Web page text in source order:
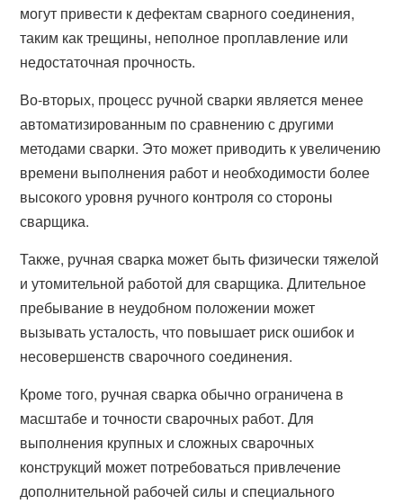
могут привести к дефектам сварного соединения,
таким как трещины, неполное проплавление или
недостаточная прочность.
Во-вторых, процесс ручной сварки является менее
автоматизированным по сравнению с другими
методами сварки. Это может приводить к увеличению
времени выполнения работ и необходимости более
высокого уровня ручного контроля со стороны
сварщика.
Также, ручная сварка может быть физически тяжелой
и утомительной работой для сварщика. Длительное
пребывание в неудобном положении может
вызывать усталость, что повышает риск ошибок и
несовершенств сварочного соединения.
Кроме того, ручная сварка обычно ограничена в
масштабе и точности сварочных работ. Для
выполнения крупных и сложных сварочных
конструкций может потребоваться привлечение
дополнительной рабочей силы и специального